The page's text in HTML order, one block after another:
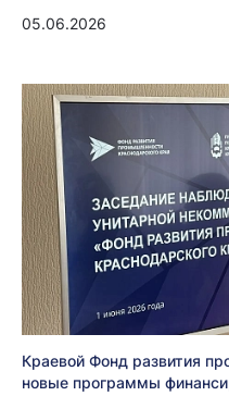
05.06.2026
Краевой Фонд развития
новые программы